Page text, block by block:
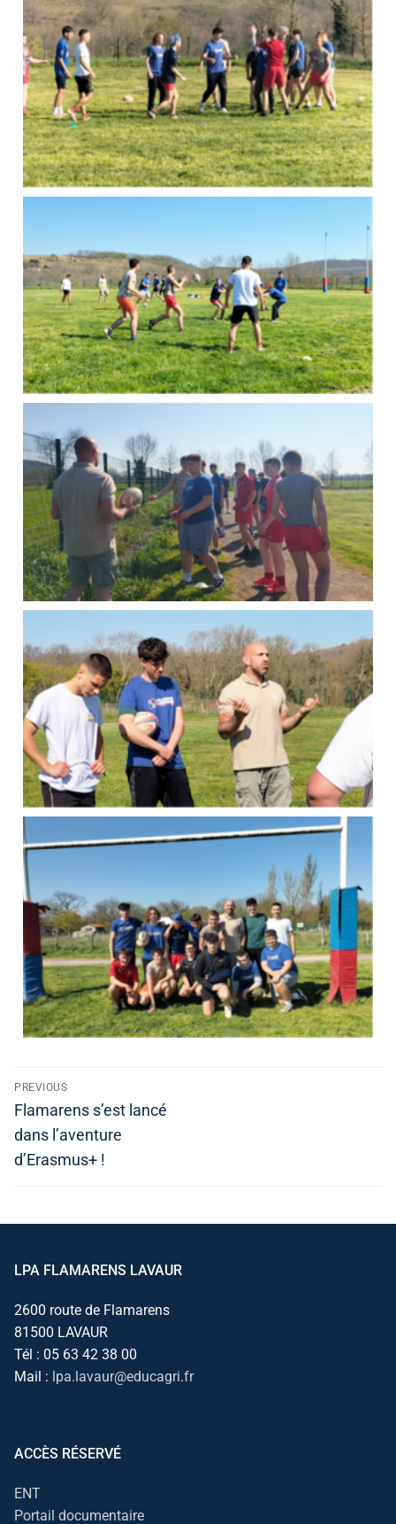
PREVIOUS
Flamarens s’est lancé
dans l’aventure
d’Erasmus+ !
LPA FLAMARENS LAVAUR
2600 route de Flamarens
81500 LAVAUR
Tél : 05 63 42 38 00
Mail : lpa.lavaur@educagri.fr
ACCÈS RÉSERVÉ
ENT
Portail documentaire